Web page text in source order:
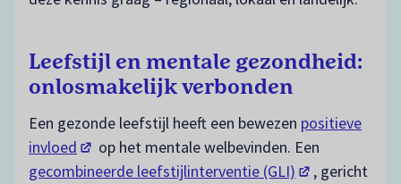
Leefstijl en mentale gezondheid:
onlosmakelijk verbonden
Een gezonde leefstijl heeft een bewezen positieve
invloed (opent in een nieuw tabblad)
op het mentale welbevinden. Een
gecombineerde leefstijlinterventie (GLI) (opent in een
, gericht